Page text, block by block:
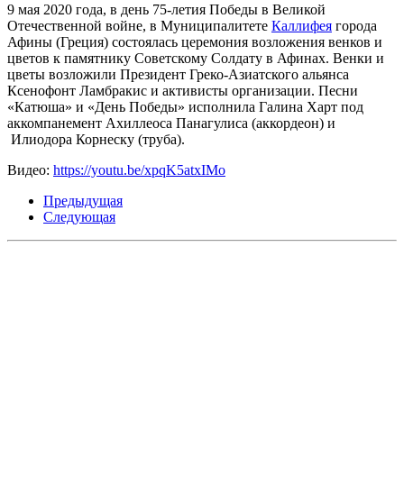
9 мая 2020 года, в день 75-летия Победы в Великой
Отечественной войне, в Муниципалитете Каллифея города
Афины (Греция) состоялась церемония возложения венков и
цветов к памятнику Советскому Солдату в Афинах. Венки и
цветы возложили Президент Греко-Азиатского альянса
Ксенофонт Ламбракис и активисты организации. Песни
«Катюша» и «День Победы» исполнила Галина Харт под
аккомпанемент Ахиллеоса Панагулиса (аккордеон) и
Илиодора Корнеску (труба).
Видео: https://youtu.be/xpqK5atxIMo
Предыдущая
Следующая